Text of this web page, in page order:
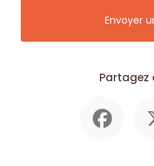
Envoyer
Partagez